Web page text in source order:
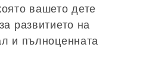
вашето дете
развитието на
и пълноценната